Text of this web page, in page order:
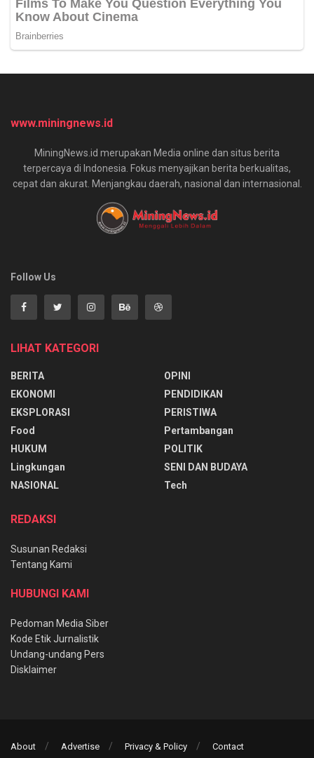
www.miningnews.id
MiningNews.id merupakan Media online dan situs berita
terpercaya di Indonesia. Fokus menyajikan berita berkualitas,
cepat dan akurat. Menjangkau daerah, nasional dan internasional.
Follow Us
LIHAT KATEGORI
BERITA
EKONOMI
EKSPLORASI
Food
HUKUM
Lingkungan
NASIONAL
OPINI
PENDIDIKAN
PERISTIWA
Pertambangan
POLITIK
SENI DAN BUDAYA
Tech
REDAKSI
Susunan Redaksi
Tentang Kami
HUBUNGI KAMI
Pedoman Media Siber
Kode Etik Jurnalistik
Undang-undang Pers
Disklaimer
About Advertise Privacy & Policy Contact